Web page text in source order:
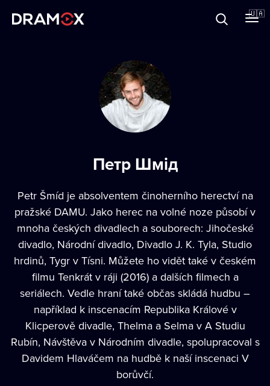
🇺🇦
Зареєструватися
Петр Шмід
Petr Šmíd je absolventem činoherního herectví na
pražské DAMU. Jako herec na volné noze působí v
mnoha českých divadlech a souborech: Jihočeské
divadlo, Národní divadlo, Divadlo J. K. Tyla, Studio
hrdinů, Tygr v Tísni. Můžete ho vidět také v českém
filmu Tenkrát v ráji (2016) a dalších filmech a
seriálech. Vedle hraní také občas skládá hudbu –
například k inscenacím Republika Králové v
Klicperově divadle, Thelma a Selma v A Studiu
Rubín, Návštěva v Národním divadle, spolupracoval s
Davidem Hlaváčem na hudbě k naší inscenaci V
borůvčí.